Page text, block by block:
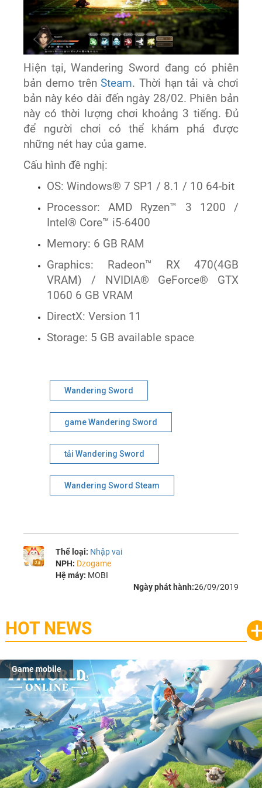
Hiện tại, Wandering Sword đang có phiên
bản demo trênSteam. Thời hạn tải và chơi
bản này kéo dài đến ngày 28/02. Phiên bản
này có thời lượng chơi khoảng 3 tiếng. Đủ
để người chơi có thể khám phá được
những nét hay của game.
Cấu hình đề nghị:
OS: Windows® 7 SP1 / 8.1 / 10 64-bit
Processor: AMD Ryzen™ 3 1200 /
Intel® Core™ i5-6400
Memory: 6 GB RAM
Graphics: Radeon™ RX 470(4GB
VRAM) / NVIDIA® GeForce® GTX
1060 6 GB VRAM
DirectX: Version 11
Storage: 5 GB available space
Wandering Sword
game Wandering Sword
tải Wandering Sword
Wandering Sword Steam
Thể loại: Nhập vai
NPH: Dzogame
Hệ máy: MOBI
Ngày phát hành:26/09/2019
HOT NEWS
Game mobile